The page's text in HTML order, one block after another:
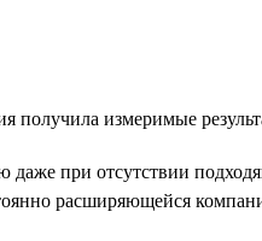
получила измеримые
при отсутствии
расширяющейся